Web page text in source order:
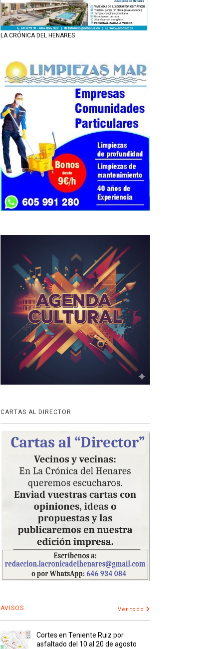
LA CRÓNICA DEL HENARES
CARTAS AL DIRECTOR
AVISOS Ver todo
Cortes en Teniente Ruiz por
asfaltado del 10 al 20 de agosto